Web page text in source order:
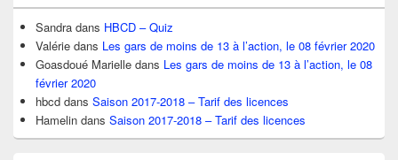
Sandra dans HBCD – Quiz
Valérie dans Les gars de moins de 13 à l’action, le 08 février 2020
Goasdoué Marielle dans Les gars de moins de 13 à l’action, le 08
février 2020
hbcd dans Saison 2017-2018 – Tarif des licences
Hamelin dans Saison 2017-2018 – Tarif des licences